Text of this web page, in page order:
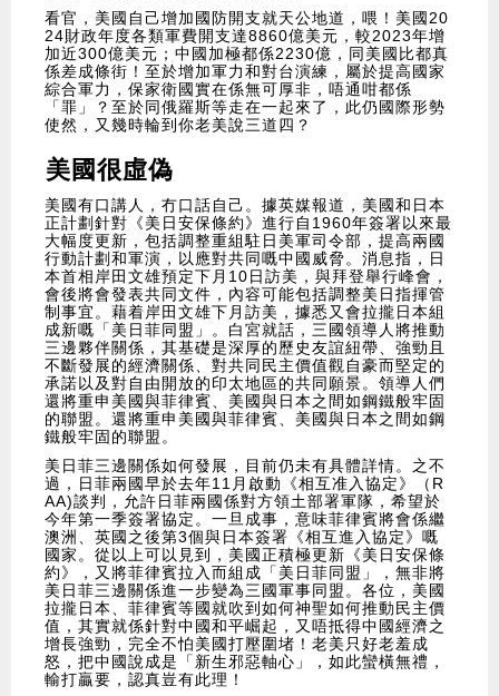
看官，美國自己增加國防開支就天公地道，喂！美國20
24財政年度各類軍費開支達8860億美元，較2023年增
加近300億美元；中國加極都係2230億，同美國比都真
係差成條街！至於增加軍力和對台演練，屬於提高國家
綜合軍力，保家衛國實在係無可厚非，唔通咁都係
「罪」？至於同俄羅斯等走在一起來了，此仍國際形勢
使然，又幾時輪到你老美說三道四？
美國很虛偽
美國有口講人，冇口話自己。據英媒報道，美國和日本
正計劃針對《美日安保條約》進行自1960年簽署以來最
大幅度更新，包括調整重組駐日美軍司令部，提高兩國
行動計劃和軍演，以應對共同嘅中國威脅。消息指，日
本首相岸田文雄預定下月10日訪美，與拜登舉行峰會，
會後將會發表共同文件，內容可能包括調整美日指揮管
制事宜。藉着岸田文雄下月訪美，據悉又會拉攏日本組
成新嘅「美日菲同盟」。白宮就話，三國領導人將推動
三邊夥伴關係，其基礎是深厚的歷史友誼紐帶、強勁且
不斷發展的經濟關係、對共同民主價值觀自豪而堅定的
承諾以及對自由開放的印太地區的共同願景。領導人們
還將重申美國與菲律賓、美國與日本之間如鋼鐵般牢固
的聯盟。還將重申美國與菲律賓、美國與日本之間如鋼
鐵般牢固的聯盟。
美日菲三邊關係如何發展，目前仍未有具體詳情。之不
過，日菲兩國早於去年11月啟動《相互准入協定》（R
AA)談判，允許日菲兩國係對方領土部署軍隊，希望於
今年第一季簽署協定。一旦成事，意味菲律賓將會係繼
澳洲、英國之後第3個與日本簽署《相互進入協定》嘅
國家。從以上可以見到，美國正積極更新《美日安保條
約》，又將菲律賓拉入而組成「美日菲同盟」，無非將
美日菲三邊關係進一步變為三國軍事同盟。各位，美國
拉攏日本、菲律賓等國就吹到如何神聖如何推動民主價
值，其實就係針對中國和平崛起，又唔抵得中國經濟之
增長強勁，完全不怕美國打壓圍堵！老美只好老羞成
怒，把中國說成是「新生邪惡軸心」，如此蠻橫無禮，
輸打贏要，認真豈有此理！